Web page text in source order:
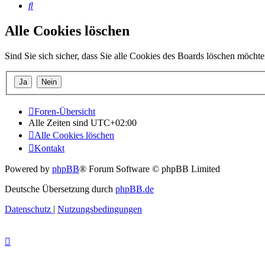
Suche
Alle Cookies löschen
Sind Sie sich sicher, dass Sie alle Cookies des Boards löschen
Foren-Übersicht
Alle Zeiten sind UTC+02:00
Alle Cookies löschen
Kontakt
Powered by phpBB® Forum Software © phpBB Limited
Deutsche Übersetzung durch phpBB.de
Datenschutz | Nutzungsbedingungen